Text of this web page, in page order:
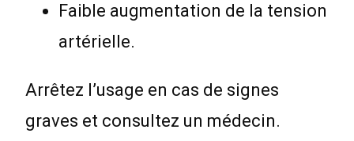
Faible augmentation de la tension
artérielle.
Arrêtez l’usage en cas de signes
graves et consultez un médecin.